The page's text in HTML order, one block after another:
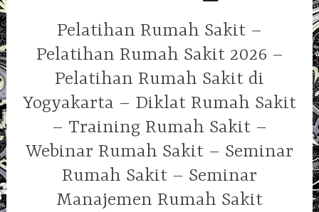
Pelatihan Rumah Sakit –
Pelatihan Rumah Sakit 2026 –
Pelatihan Rumah Sakit di
Yogyakarta – Diklat Rumah Sakit
– Training Rumah Sakit –
Webinar Rumah Sakit – Seminar
Rumah Sakit – Seminar
Manajemen Rumah Sakit